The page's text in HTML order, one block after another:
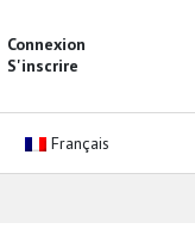
Connexion
S'inscrire
Français